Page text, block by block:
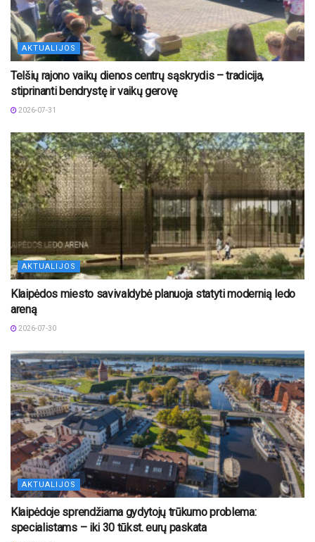
AKTUALIJOS
Telšių rajono vaikų dienos centrų sąskrydis – tradicija,
stiprinanti bendrystę ir vaikų gerovę
2026-07-31
AKTUALIJOS
Klaipėdos miesto savivaldybė planuoja statyti modernią ledo
areną
2026-07-30
AKTUALIJOS
Klaipėdoje sprendžiama gydytojų trūkumo problema:
specialistams – iki 30 tūkst. eurų paskata